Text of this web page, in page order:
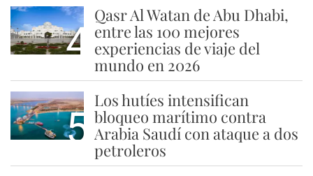
4
Qasr Al Watan de Abu Dhabi,
entre las 100 mejores
experiencias de viaje del
mundo en 2026
5
Los hutíes intensifican
bloqueo marítimo contra
Arabia Saudí con ataque a dos
petroleros